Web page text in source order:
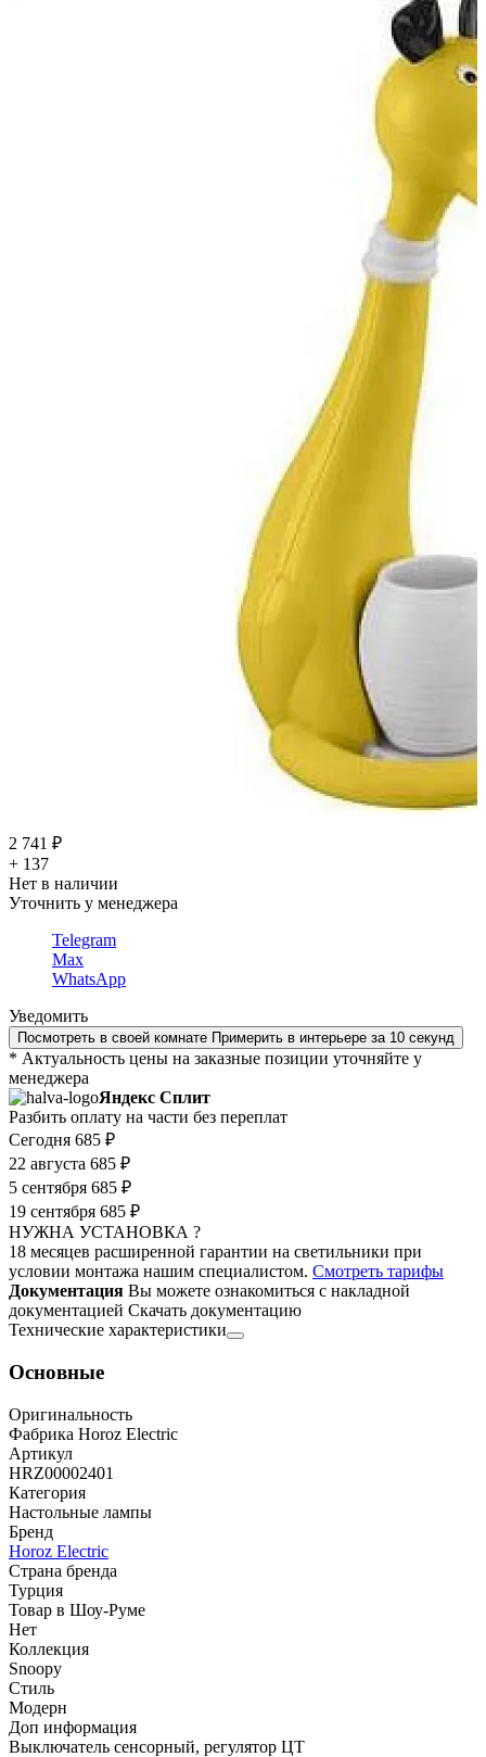
2 741 ₽
+ 137
Нет в наличии
Уточнить у менеджера
Telegram
Max
WhatsApp
Уведомить
Посмотреть в своей комнате Примерить в интерьере за 10 секунд
* Актуальность цены на заказные позиции уточняйте у
менеджера
Яндекс Сплит
Разбить оплату на части без переплат
Сегодня 685 ₽
22 августа 685 ₽
5 сентября 685 ₽
19 сентября 685 ₽
НУЖНА УСТАНОВКА ?
18 месяцев расширенной гарантии на светильники при
условии монтажа нашим специалистом. Смотреть тарифы
Документация Вы можете ознакомиться с накладной
документацией Скачать документацию
Технические характеристики
Основные
Оригинальность
Фабрика Horoz Electric
Артикул
HRZ00002401
Категория
Настольные лампы
Бренд
Horoz Electric
Страна бренда
Турция
Товар в Шоу-Руме
Нет
Коллекция
Snoopy
Стиль
Модерн
Доп информация
Выключатель сенсорный, регулятор ЦТ